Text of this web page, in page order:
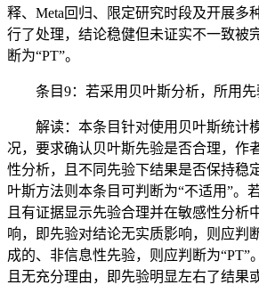
释、Meta回归、限定研究时段及开展多
行了处理，结论稳健但未证实不一致被
断为“PT”。
条目9：若采用贝叶斯分析，所用
解读：本条目针对使用贝叶斯统计
况，要求确认贝叶斯先验是否合理，作
性分析，且不同先验下结果是否保持稳
叶斯方法则本条目可判断为“不适用”。
且有证据显示先验合理并在敏感性分析
响，即先验对结论无实质影响，则应判
成的、非信息性先验，则应判断为“PT”
且无充分理由，即先验明显左右了结果